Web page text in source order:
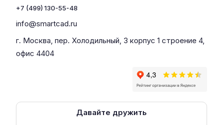
+7 (499) 130-55-48
info@smartcad.ru
г. Москва, пер. Холодильный, 3 корпус 1 строение 4,
офис 4404
Давайте дружить